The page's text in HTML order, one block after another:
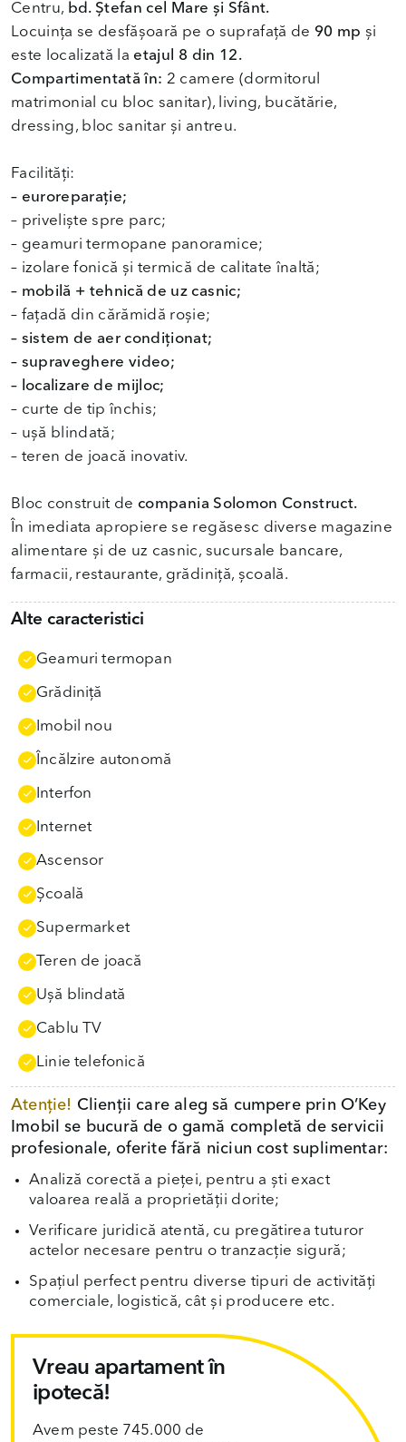
Centru, bd. Ștefan cel Mare și Sfânt.
Locuința se desfășoară pe o suprafață de 90 mp și
este localizată la etajul 8 din 12.
Compartimentată în: 2 camere (dormitorul
matrimonial cu bloc sanitar), living, bucătărie,
dressing, bloc sanitar și antreu.
– euroreparație;
– priveliște spre parc;
– geamuri termopane panoramice;
– mobilă + tehnică de uz casnic;
– sistem de aer condiționat;
– supraveghere video;
– localizare de mijloc;
– curte de tip închis;
– ușă blindată;
– teren de joacă inovativ.
Bloc construit de compania Solomon Construct.
În imediata apropiere se regăsesc diverse magazine
alimentare și de uz casnic, sucursale bancare,
farmacii, restaurante, grădiniță, școală.
Alte caracteristici
Geamuri termopan
Grădiniţă
Imobil nou
Încălzire autonomă
Interfon
Internet
Ascensor
Școală
Supermarket
Teren de joacă
Uşă blindată
Cablu TV
Linie telefonică
Atenție! Clienții care aleg să cumpere prin O’Key
Imobil se bucură de o gamă completă de servicii
profesionale, oferite fără niciun cost suplimentar:
Analiză corectă a pieței, pentru a ști exact
valoarea reală a proprietății dorite;
Verificare juridică atentă, cu pregătirea tuturor
actelor necesare pentru o tranzacție sigură;
Spațiul perfect pentru diverse tipuri de activități
comerciale, logistică, cât și producere etc.
Vreau apartament în
ipotecă!
Avem peste 745.000 de